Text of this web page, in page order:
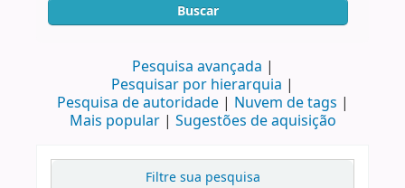
Buscar
Pesquisa avançada
Pesquisar por hierarquia
Pesquisa de autoridade
Nuvem de tags
Mais popular
Sugestões de aquisição
Filtre sua pesquisa